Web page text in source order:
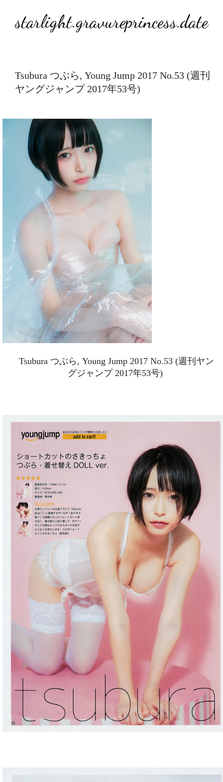
starlight.gravureprincess.date
Tsubura つぶら, Young Jump 2017 No.53 (週刊
ヤングジャンプ 2017年53号)
Tsubura つぶら, Young Jump 2017 No.53 (週刊ヤン
グジャンプ 2017年53号)